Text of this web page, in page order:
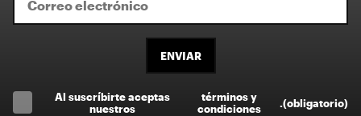
ENVIAR
Al suscríbirte aceptas
nuestros
términos y
condiciones
(obligatorio)